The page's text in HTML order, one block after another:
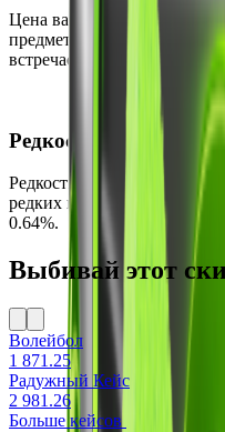
Цена варьируется от
предмет очень дорогим. В
встречается и может быть
Редкость
Редкость этого скина —
редких предметов в игре.
0.64%.
Выбивай этот
Волейбол
1 871.25
Радужный Кейс
2 981.26
Больше кейсов